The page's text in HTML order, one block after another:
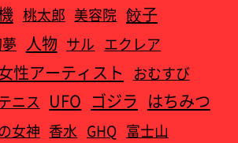
桃太郎 美容院 餃子
人物 サル エクレア
性アーティスト
おむすび
ニス UFO ゴジラ はちみつ
女神 香水 GHQ 富士山